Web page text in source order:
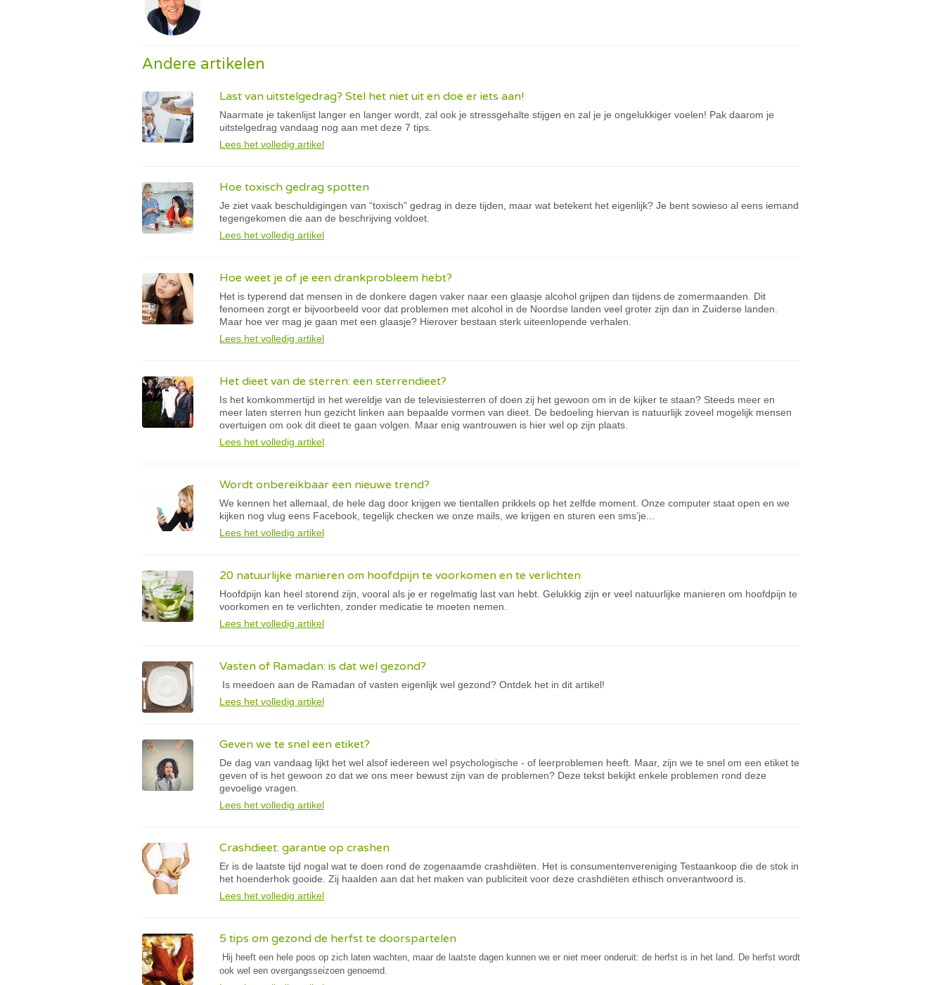
Andere artikelen
Last van uitstelgedrag? Stel het niet uit en doe er iets aan!
Naarmate je takenlijst langer en langer wordt, zal ook je stressgehalte stijgen en zal je je ongelukkiger voelen! Pak daarom je
uitstelgedrag vandaag nog aan met deze 7 tips.
Lees het volledig artikel
Hoe toxisch gedrag spotten
Je ziet vaak beschuldigingen van “toxisch” gedrag in deze tijden, maar wat betekent het eigenlijk? Je bent sowieso al eens iemand
tegengekomen die aan de beschrijving voldoet.
Lees het volledig artikel
Hoe weet je of je een drankprobleem hebt?
Het is typerend dat mensen in de donkere dagen vaker naar een glaasje alcohol grijpen dan tijdens de zomermaanden. Dit
fenomeen zorgt er bijvoorbeeld voor dat problemen met alcohol in de Noordse landen veel groter zijn dan in Zuiderse landen.
Maar hoe ver mag je gaan met een glaasje? Hierover bestaan sterk uiteenlopende verhalen.
Lees het volledig artikel
Het dieet van de sterren: een sterrendieet?
Is het komkommertijd in het wereldje van de televisiesterren of doen zij het gewoon om in de kijker te staan? Steeds meer en
meer laten sterren hun gezicht linken aan bepaalde vormen van dieet. De bedoeling hiervan is natuurlijk zoveel mogelijk mensen
overtuigen om ook dit dieet te gaan volgen. Maar enig wantrouwen is hier wel op zijn plaats.
Lees het volledig artikel
Wordt onbereikbaar een nieuwe trend?
We kennen het allemaal, de hele dag door krijgen we tientallen prikkels op het zelfde moment. Onze computer staat open en we
kijken nog vlug eens Facebook, tegelijk checken we onze mails, we krijgen en sturen een sms’je...
Lees het volledig artikel
20 natuurlijke manieren om hoofdpijn te voorkomen en te verlichten
Hoofdpijn kan heel storend zijn, vooral als je er regelmatig last van hebt. Gelukkig zijn er veel natuurlijke manieren om hoofdpijn te
voorkomen en te verlichten, zonder medicatie te moeten nemen.
Lees het volledig artikel
Vasten of Ramadan: is dat wel gezond?
Is meedoen aan de Ramadan of vasten eigenlijk wel gezond? Ontdek het in dit artikel!
Lees het volledig artikel
Geven we te snel een etiket?
De dag van vandaag lijkt het wel alsof iedereen wel psychologische - of leerproblemen heeft. Maar, zijn we te snel om een etiket te
geven of is het gewoon zo dat we ons meer bewust zijn van de problemen? Deze tekst bekijkt enkele problemen rond deze
gevoelige vragen.
Lees het volledig artikel
Crashdieet: garantie op crashen
Er is de laatste tijd nogal wat te doen rond de zogenaamde crashdiëten. Het is consumentenvereniging Testaankoop die de stok in
het hoenderhok gooide. Zij haalden aan dat het maken van publiciteit voor deze crashdiëten ethisch onverantwoord is.
Lees het volledig artikel
5 tips om gezond de herfst te doorspartelen
Hij heeft een hele poos op zich laten wachten, maar de laatste dagen kunnen we er niet meer onderuit: de herfst is in het land. De herfst wordt
ook wel een overgangsseizoen genoemd.